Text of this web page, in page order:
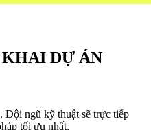
DỰ ÁN
Đội ngũ kỹ thuật sẽ trực tiếp
tối ưu nhất.